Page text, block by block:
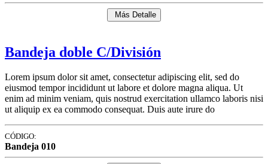
Más Detalle
Bandeja doble C/División
Lorem ipsum dolor sit amet, consectetur adipiscing elit, sed do
eiusmod tempor incididunt ut labore et dolore magna aliqua. Ut
enim ad minim veniam, quis nostrud exercitation ullamco laboris nisi
ut aliquip ex ea commodo consequat. Duis aute irure do
CÓDIGO:
Bandeja 010